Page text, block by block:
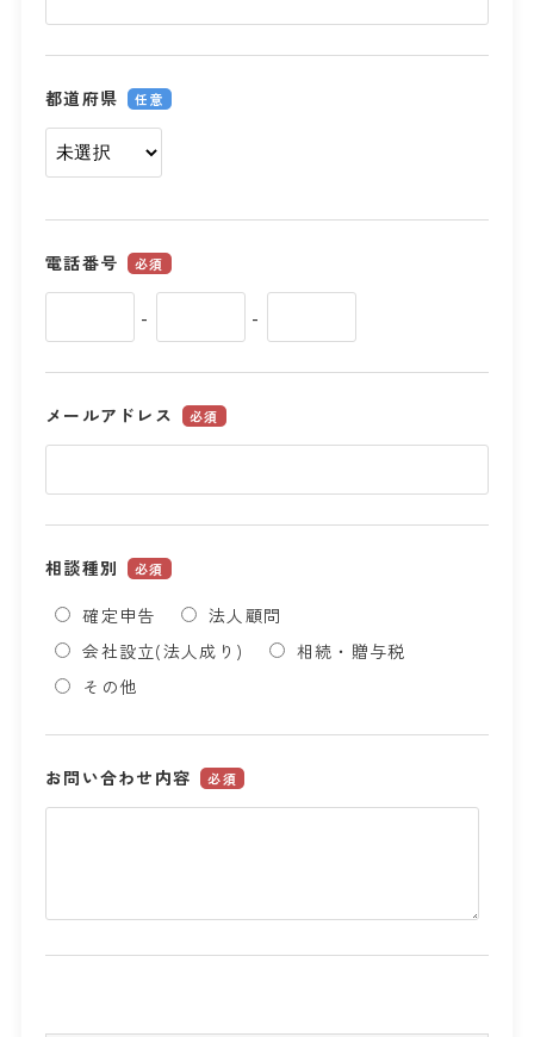
都道府県 任意
電話番号 必須
- -
メールアドレス 必須
相談種別 必須
確定申告
法人顧問
会社設立(法人成り)
相続・贈与税
その他
お問い合わせ内容 必須